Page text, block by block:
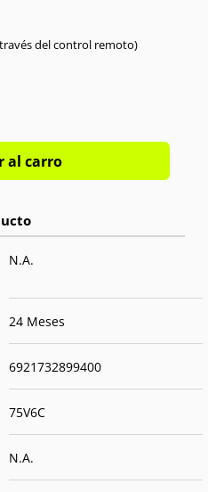
través del control remoto)
al carro
N.A.
24 Meses
6921732899400
75V6C
N.A.